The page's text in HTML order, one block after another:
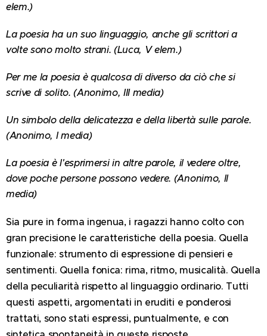
elem.)
La poesia ha un suo linguaggio, anche gli scrittori a
volte sono molto strani. (Luca, V elem.)
Per me la poesia è qualcosa di diverso da ciò che si
scrive di solito. (Anonimo, III media)
Un simbolo della delicatezza e della libertà sulle parole.
(Anonimo, I media)
La poesia è l'esprimersi in altre parole, il vedere oltre,
dove poche persone possono vedere. (Anonimo, II
media)
Sia pure in forma ingenua, i ragazzi hanno colto con
gran precisione le caratteristiche della poesia. Quella
funzionale: strumento di espressione di pensieri e
sentimenti. Quella fonica: rima, ritmo, musicalità. Quella
della peculiarità rispetto al linguaggio ordinario. Tutti
questi aspetti, argomentati in eruditi e ponderosi
trattati, sono stati espressi, puntualmente, e con